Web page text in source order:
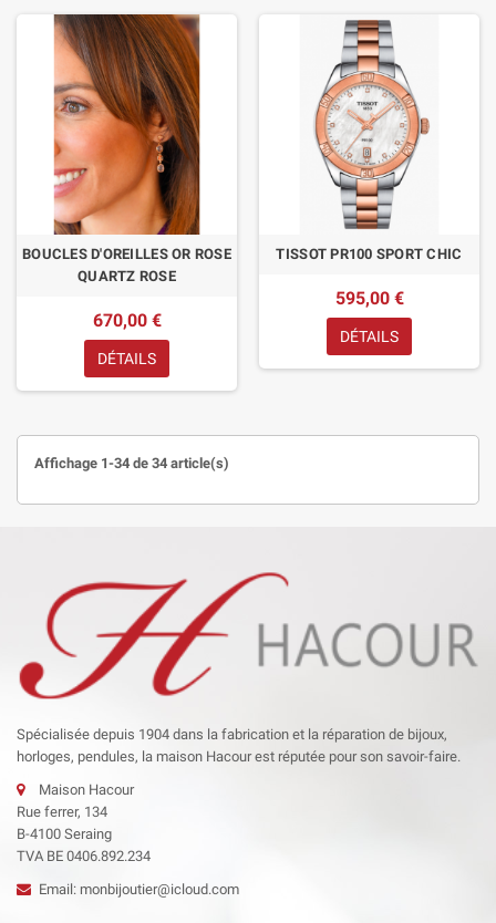
BOUCLES D'OREILLES OR ROSE
QUARTZ ROSE
670,00 €
DÉTAILS
TISSOT PR100 SPORT CHIC
595,00 €
DÉTAILS
Affichage 1-34 de 34 article(s)
Spécialisée depuis 1904 dans la fabrication et la réparation de bijoux,
horloges, pendules, la maison Hacour est réputée pour son savoir-faire.
Maison Hacour
Rue ferrer, 134
B-4100 Seraing
TVA BE 0406.892.234
Email: monbijoutier@icloud.com